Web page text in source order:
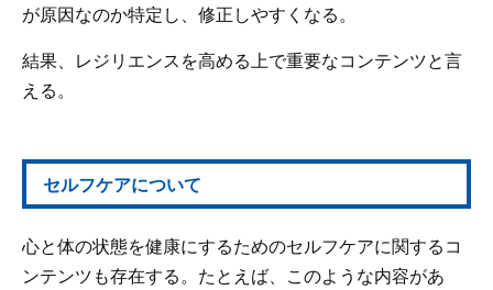
が原因なのか特定し、修正しやすくなる。
結果、レジリエンスを高める上で重要なコンテンツと言
える。
セルフケアについて
心と体の状態を健康にするためのセルフケアに関するコ
ンテンツも存在する。たとえば、このような内容があ